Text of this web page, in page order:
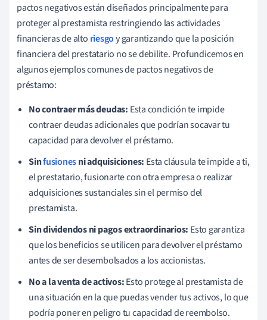
pactos negativos están diseñados principalmente para
proteger al prestamista restringiendo las actividades
financieras de alto riesgoy garantizando que la posición
financiera del prestatario no se debilite. Profundicemos en
algunos ejemplos comunes de pactos negativos de
préstamo:
No contraer más deudas: Esta condición te impide
contraer deudas adicionales que podrían socavar tu
capacidad para devolver el préstamo.
Sinfusionesni adquisiciones: Esta cláusula te impide a ti,
el prestatario, fusionarte con otra empresa o realizar
adquisiciones sustanciales sin el permiso del
prestamista.
Sin dividendos ni pagos extraordinarios: Esto garantiza
que los beneficios se utilicen para devolver el préstamo
antes de ser desembolsados a los accionistas.
No a la venta de activos:Esto protege al prestamista de
una situación en la que puedas vender tus activos, lo que
podría poner en peligro tu capacidad de reembolso.